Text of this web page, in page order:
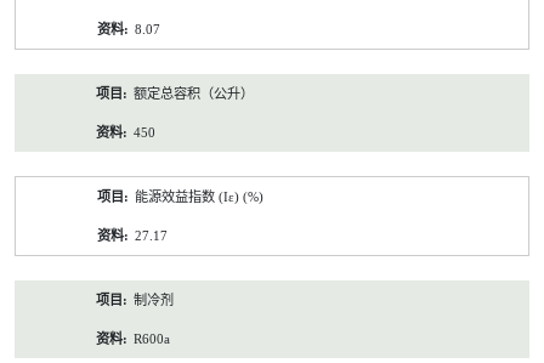
8.07
额定总容积（公升）
450
能源效益指数 (Iε) (%)
27.17
制冷剂
R600a